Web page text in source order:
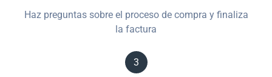
Haz preguntas sobre el proceso de compra y finaliza
la factura
3